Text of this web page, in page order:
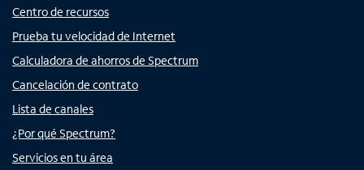
Centro de recursos
Prueba tu velocidad de Internet
Calculadora de ahorros de Spectrum
Cancelación de contrato
Lista de canales
¿Por qué Spectrum?
Servicios en tu área